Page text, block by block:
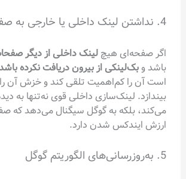
4. نداشتن لینک داخلی یا خارجی به صفحه
اگر صفحه‌ای هیچ لینک داخلی از دیگر
باشد وبک‌لینکی از بیرون دریافت نکرده
است آن را کم‌اهمیت تلقی کند و خزش آن
بیندازد. لینک‌سازی داخلی قوی نه‌تنها به
می‌کند، بلکه به گوگل سیگنال می‌دهد که
ارزش ایندکس شدن دارد.
5. به‌روزرسانی‌های الگوریتم گوگل